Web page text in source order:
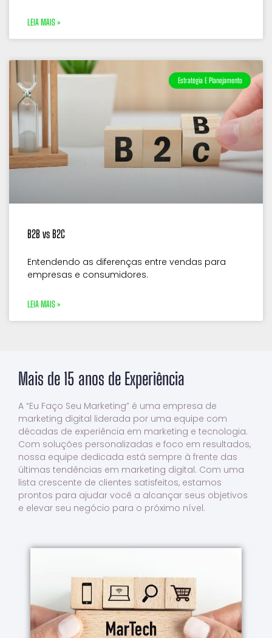
LEIA MAIS »
Estratégia E Planejamento
B2B vs B2C
Entendendo as diferenças entre vendas para
empresas e consumidores.
LEIA MAIS »
Mais de 15 anos de Experiência
A “Eu Faço Seu Marketing” é uma empresa de
marketing digital liderada por uma equipe com
décadas de experiência em marketing e tecnologia.
Com soluções personalizadas e foco em resultados,
nossa equipe dedicada está sempre à frente das
últimas tendências em marketing digital. Com uma
lista crescente de clientes satisfeitos, estamos
prontos para ajudar você a alcançar seus objetivos
e elevar seu negócio para o próximo nível.
experiência avançada de Marketing e
Tecnologia trabalhando em conjunto
Saiba Mais Sobre A Gente